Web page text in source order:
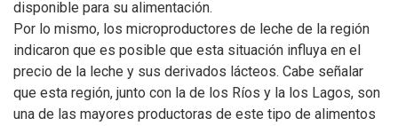
disponible para su alimentación.
Por lo mismo, los microproductores de leche de la región
indicaron que es posible que esta situación influya en el
precio de la leche y sus derivados lácteos. Cabe señalar
que esta región, junto con la de los Ríos y la los Lagos, son
una de las mayores productoras de este tipo de alimentos